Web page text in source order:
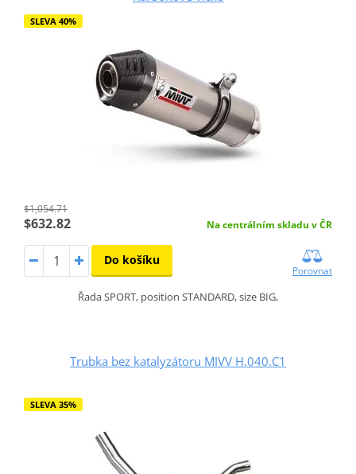
SLEVA 40%
$1,054.71
$632.82 Na centrálním skladu v ČR
Do košíku
Porovnat
Řada SPORT, position STANDARD, size BIG,
Trubka bez katalyzátoru MIVV H.040.C1
SLEVA 35%